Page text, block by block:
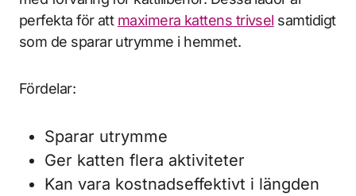
perfekta för att maximera kattens trivsel samtidigt
som de sparar utrymme i hemmet.
Fördelar:
Sparar utrymme
Ger katten flera aktiviteter
Kan vara kostnadseffektivt i längden